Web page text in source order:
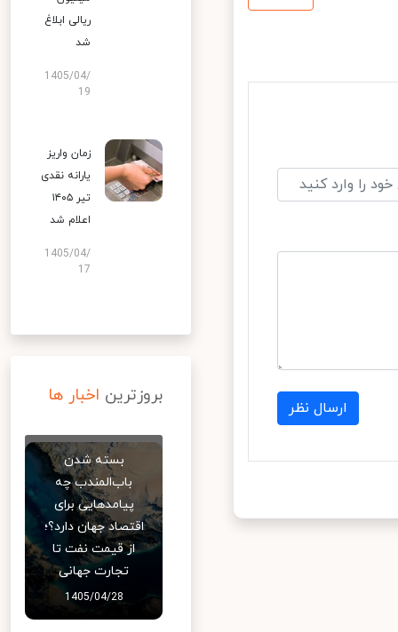
ارسال نظر
ریالی ابلاغ
شد
1405/04/
19
زمان واریز
یارانه نقدی
تیر ۱۴۰۵
اعلام شد
1405/04/
17
بروزترین اخبار ها
بسته شدن
باب‌المندب چه
پیامدهایی برای
اقتصاد جهان دارد؟؛
از قیمت نفت تا
تجارت جهانی
1405/04/28